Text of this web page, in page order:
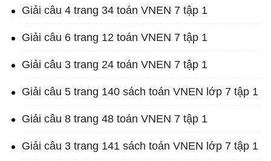
Giải câu 4 trang 34 toán VNEN 7 tập 1
Giải câu 6 trang 12 toán VNEN 7 tập 1
Giải câu 3 trang 24 toán VNEN 7 tập 1
Giải câu 5 trang 140 sách toán VNEN lớp 7 tập 1
Giải câu 8 trang 48 toán VNEN 7 tập 1
Giải câu 3 trang 141 sách toán VNEN lớp 7 tập 1